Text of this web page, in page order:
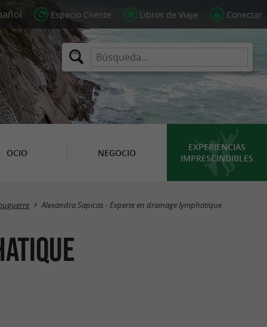
Espacio Cliente Libros de Viaje Conectar
OCIO NEGOCIO
EXPERIENCIAS
IMPRESCINDIBLES
Alexandra Sapicas - Experte en drainage lymphatique